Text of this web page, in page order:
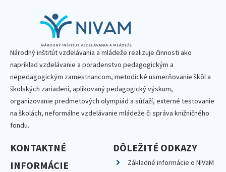
Národný inštitút vzdelávania a mládeže realizuje činnosti ako
napríklad vzdelávanie a poradenstvo pedagogickým a
nepedagogickým zamestnancom, metodické usmerňovanie škôl a
školských zariadení, aplikovaný pedagogický výskum,
organizovanie predmetových olympiád a súťaží, externé testovanie
na školách, neformálne vzdelávanie mládeže či správa knižničného
fondu.
KONTAKTNÉ
INFORMÁCIE
DÔLEŽITÉ ODKAZY
Základné informácie o NIVaM